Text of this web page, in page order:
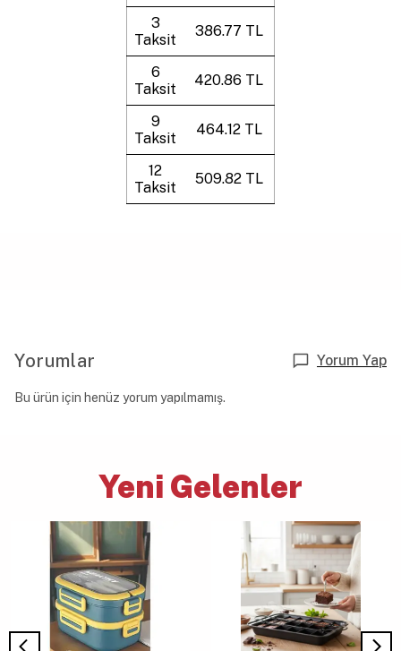
3
Taksit
386.77 TL
6
Taksit
420.86 TL
9
Taksit
464.12 TL
12
Taksit
509.82 TL
Yorumlar Yorum Yap
Bu ürün için henüz yorum yapılmamış.
Yeni Gelenler